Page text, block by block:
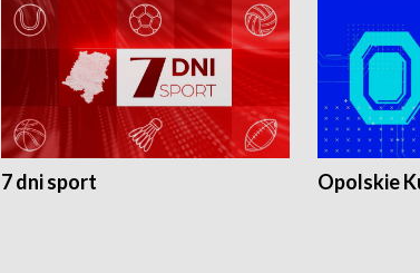
7 dni sport Opolskie